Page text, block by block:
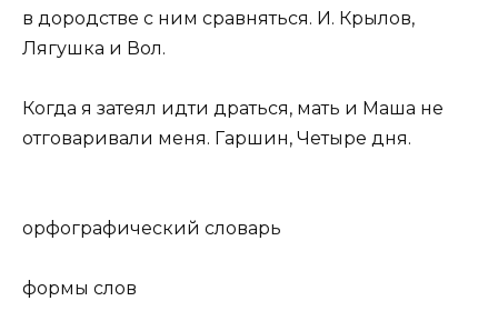
в дородстве с ним сравняться. И. Крылов,
Лягушка и Вол.
Когда я затеял идти драться, мать и Маша не
отговаривали меня. Гаршин, Четыре дня.
орфографический словарь
формы слов